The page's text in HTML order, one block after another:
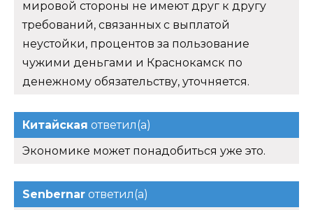
мировой стороны не имеют друг к другу
требований, связанных с выплатой
неустойки, процентов за пользование
чужими деньгами и Краснокамск по
денежному обязательству, уточняется.
Китайская ответил(а)
Экономике может понадобиться уже это.
Senbernar ответил(а)